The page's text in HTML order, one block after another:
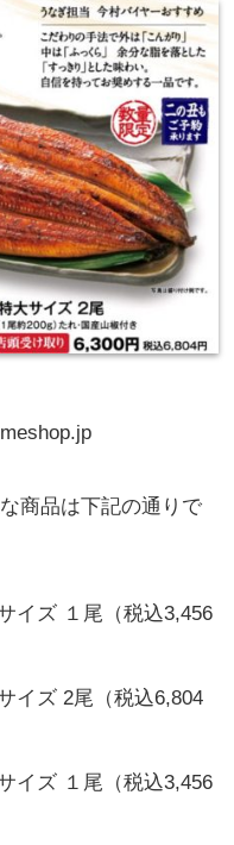
商品は下記の通りで
イズ １尾（税込3,456
イズ 2尾（税込6,804
イズ １尾（税込3,456